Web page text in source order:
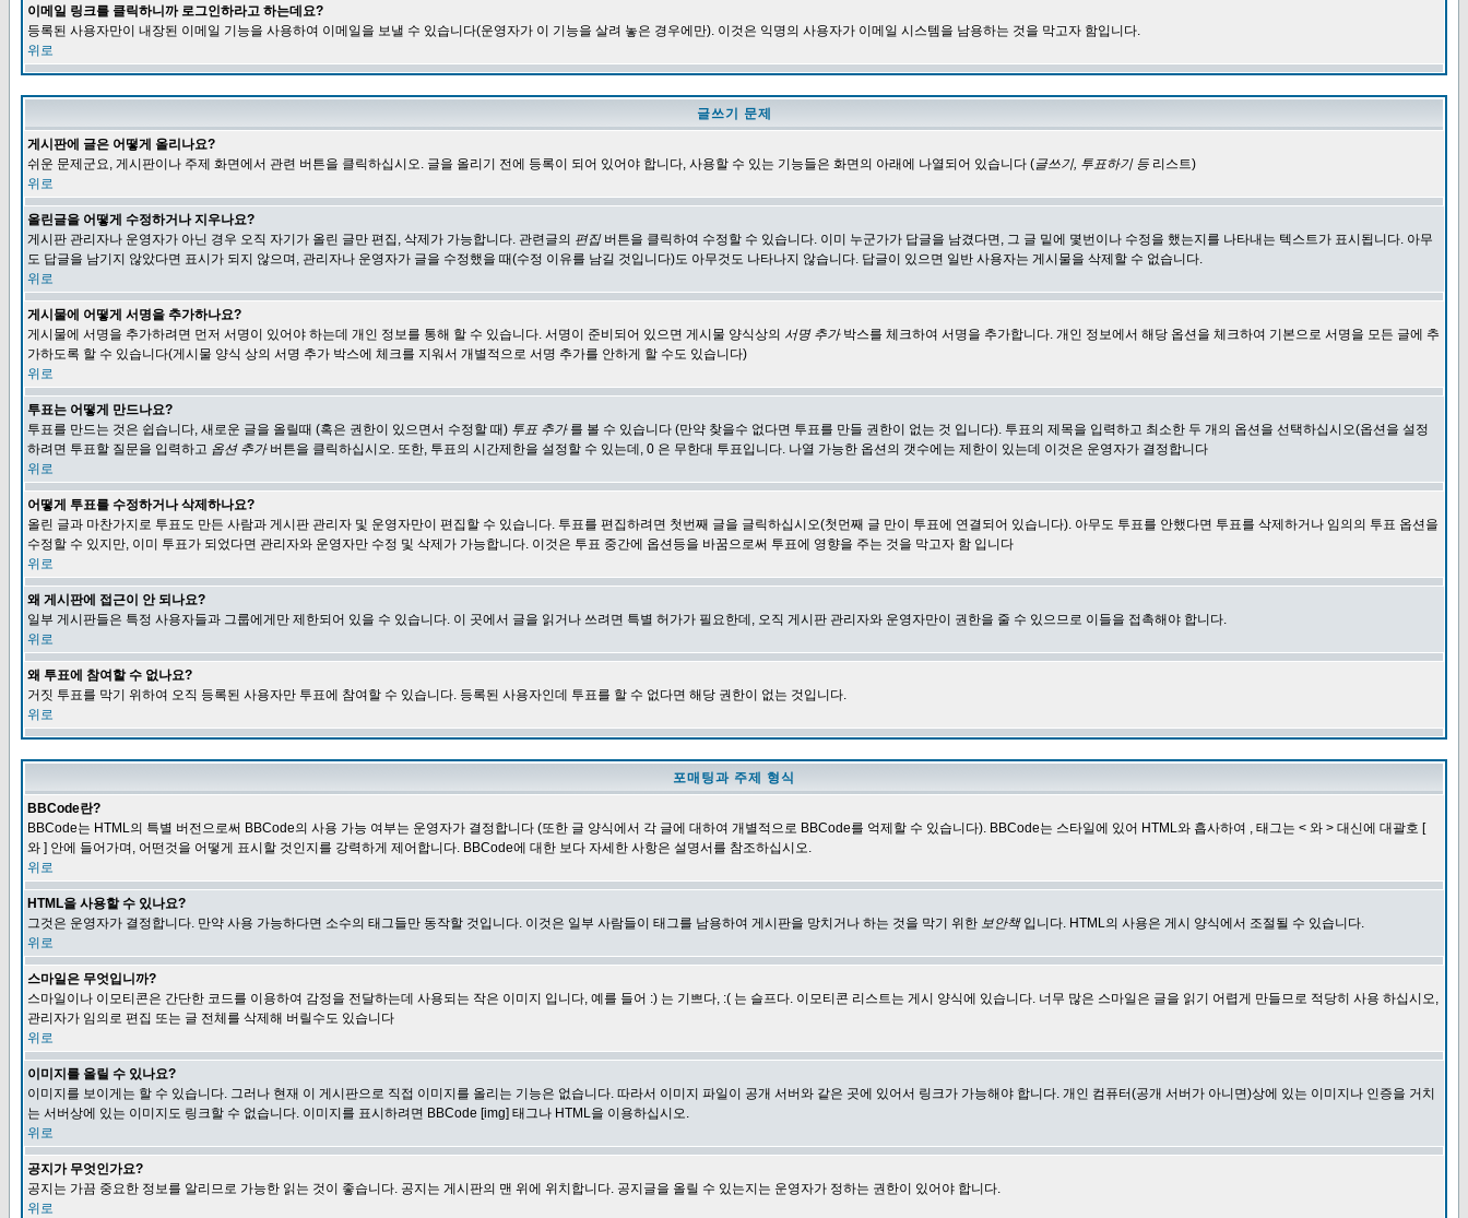
이메일 링크를 클릭하니까 로그인하라고 하는데요?
등록된 사용자만이 내장된 이메일 기능을 사용하여 이메일을 보낼 수 있습니다(운영자가 이 기능을 살려 놓은 경우에만). 이것은 익명의 사용자가 이메일 시스템을 남용하는 것을 막고자 함입니다.
위로
글쓰기 문제
게시판에 글은 어떻게 올리나요?
쉬운 문제군요, 게시판이나 주제 화면에서 관련 버튼을 클릭하십시오. 글을 올리기 전에 등록이 되어 있어야 합니다, 사용할 수 있는 기능들은 화면의 아래에 나열되어 있습니다 (글쓰기, 투표하기 등 리스트)
위로
올린글을 어떻게 수정하거나 지우나요?
게시판 관리자나 운영자가 아닌 경우 오직 자기가 올린 글만 편집, 삭제가 가능합니다. 관련글의 편집버튼을 클릭하여 수정할 수 있습니다. 이미 누군가가 답글을 남겼다면, 그 글 밑에 몇번이나 수정을 했는지를 나타내는 텍스트가 표시됩니다. 아무
도 답글을 남기지 않았다면 표시가 되지 않으며, 관리자나 운영자가 글을 수정했을 때(수정 이유를 남길 것입니다)도 아무것도 나타나지 않습니다. 답글이 있으면 일반 사용자는 게시물을 삭제할 수 없습니다.
위로
게시물에 어떻게 서명을 추가하나요?
게시물에 서명을 추가하려면 먼저 서명이 있어야 하는데 개인 정보를 통해 할 수 있습니다. 서명이 준비되어 있으면 게시물 양식상의 서명 추가박스를 체크하여 서명을 추가합니다. 개인 정보에서 해당 옵션을 체크하여 기본으로 서명을 모든 글에 추
가하도록 할 수 있습니다(게시물 양식 상의 서명 추가 박스에 체크를 지워서 개별적으로 서명 추가를 안하게 할 수도 있습니다)
위로
투표는 어떻게 만드나요?
투표를 만드는 것은 쉽습니다, 새로운 글을 올릴때 (혹은 권한이 있으면서 수정할 때) 투표 추가를 볼 수 있습니다 (만약 찾을수 없다면 투표를 만들 권한이 없는 것 입니다). 투표의 제목을 입력하고 최소한 두 개의 옵션을 선택하십시오(옵션을 설정
하려면 투표할 질문을 입력하고 옵션 추가버튼을 클릭하십시오. 또한, 투표의 시간제한을 설정할 수 있는데, 0 은 무한대 투표입니다. 나열 가능한 옵션의 갯수에는 제한이 있는데 이것은 운영자가 결정합니다
위로
어떻게 투표를 수정하거나 삭제하나요?
올린 글과 마찬가지로 투표도 만든 사람과 게시판 관리자 및 운영자만이 편집할 수 있습니다. 투표를 편집하려면 첫번째 글을 글릭하십시오(첫먼째 글 만이 투표에 연결되어 있습니다). 아무도 투표를 안했다면 투표를 삭제하거나 임의의 투표 옵션을
수정할 수 있지만, 이미 투표가 되었다면 관리자와 운영자만 수정 및 삭제가 가능합니다. 이것은 투표 중간에 옵션등을 바꿈으로써 투표에 영향을 주는 것을 막고자 함 입니다
위로
왜 게시판에 접근이 안 되나요?
일부 게시판들은 특정 사용자들과 그룹에게만 제한되어 있을 수 있습니다. 이 곳에서 글을 읽거나 쓰려면 특별 허가가 필요한데, 오직 게시판 관리자와 운영자만이 권한을 줄 수 있으므로 이들을 접촉해야 합니다.
위로
왜 투표에 참여할 수 없나요?
거짓 투표를 막기 위하여 오직 등록된 사용자만 투표에 참여할 수 있습니다. 등록된 사용자인데 투표를 할 수 없다면 해당 권한이 없는 것입니다.
위로
포매팅과 주제 형식
BBCode란?
BBCode는 HTML의 특별 버전으로써 BBCode의 사용 가능 여부는 운영자가 결정합니다 (또한 글 양식에서 각 글에 대하여 개별적으로 BBCode를 억제할 수 있습니다). BBCode는 스타일에 있어 HTML와 흡사하여 , 태그는 < 와 > 대신에 대괄호 [
와 ] 안에 들어가며, 어떤것을 어떻게 표시할 것인지를 강력하게 제어합니다. BBCode에 대한 보다 자세한 사항은 설명서를 참조하십시오.
위로
HTML을 사용할 수 있나요?
그것은 운영자가 결정합니다. 만약 사용 가능하다면 소수의 태그들만 동작할 것입니다. 이것은 일부 사람들이 태그를 남용하여 게시판을 망치거나 하는 것을 막기 위한 보안책입니다. HTML의 사용은 게시 양식에서 조절될 수 있습니다.
위로
스마일은 무엇입니까?
스마일이나 이모티콘은 간단한 코드를 이용하여 감정을 전달하는데 사용되는 작은 이미지 입니다, 예를 들어 :) 는 기쁘다, :( 는 슬프다. 이모티콘 리스트는 게시 양식에 있습니다. 너무 많은 스마일은 글을 읽기 어렵게 만들므로 적당히 사용 하십시오,
관리자가 임의로 편집 또는 글 전체를 삭제해 버릴수도 있습니다
위로
이미지를 올릴 수 있나요?
이미지를 보이게는 할 수 있습니다. 그러나 현재 이 게시판으로 직접 이미지를 올리는 기능은 없습니다. 따라서 이미지 파일이 공개 서버와 같은 곳에 있어서 링크가 가능해야 합니다. 개인 컴퓨터(공개 서버가 아니면)상에 있는 이미지나 인증을 거치
는 서버상에 있는 이미지도 링크할 수 없습니다. 이미지를 표시하려면 BBCode [img] 태그나 HTML을 이용하십시오.
위로
공지가 무엇인가요?
공지는 가끔 중요한 정보를 알리므로 가능한 읽는 것이 좋습니다. 공지는 게시판의 맨 위에 위치합니다. 공지글을 올릴 수 있는지는 운영자가 정하는 권한이 있어야 합니다.
위로